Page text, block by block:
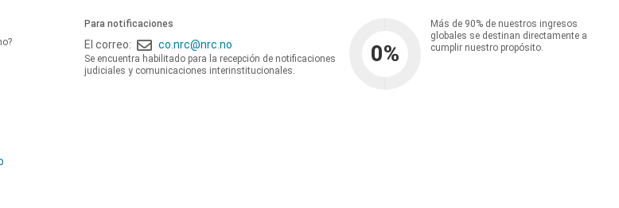
Para notificaciones
El correo: co.nrc@nrc.no
Se encuentra habilitado para la recepción de notificaciones
judiciales y comunicaciones interinstitucionales.
0%
Más de 90% de nuestros ingresos
globales se destinan directamente a
cumplir nuestro propósito.